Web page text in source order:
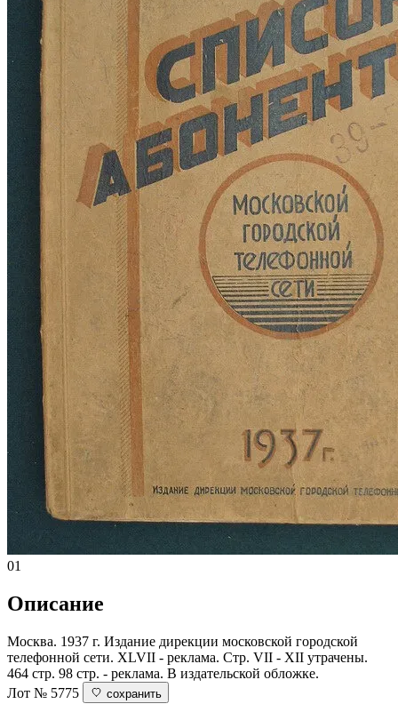
01
Описание
Москва. 1937 г. Издание дирекции московской городской
телефонной сети. ХLVII - реклама. Стр. VII - ХII утрачены.
464 стр. 98 стр. - реклама. В издательской обложке.
Лот № 5775
сохранить